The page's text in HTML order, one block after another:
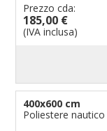
Prezzo cda:
185,00 €
(IVA inclusa)
400x600 cm
Poliestere nautico